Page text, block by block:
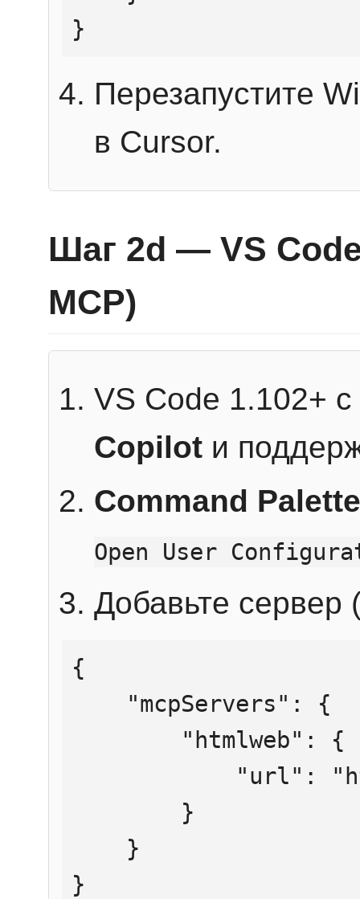
}
Перезапустите
в Cursor.
Шаг 2d — VS
MCP)
VS Code 1.102+
Copilot и
Command Palette
Open User
Добавьте сервер
{
}